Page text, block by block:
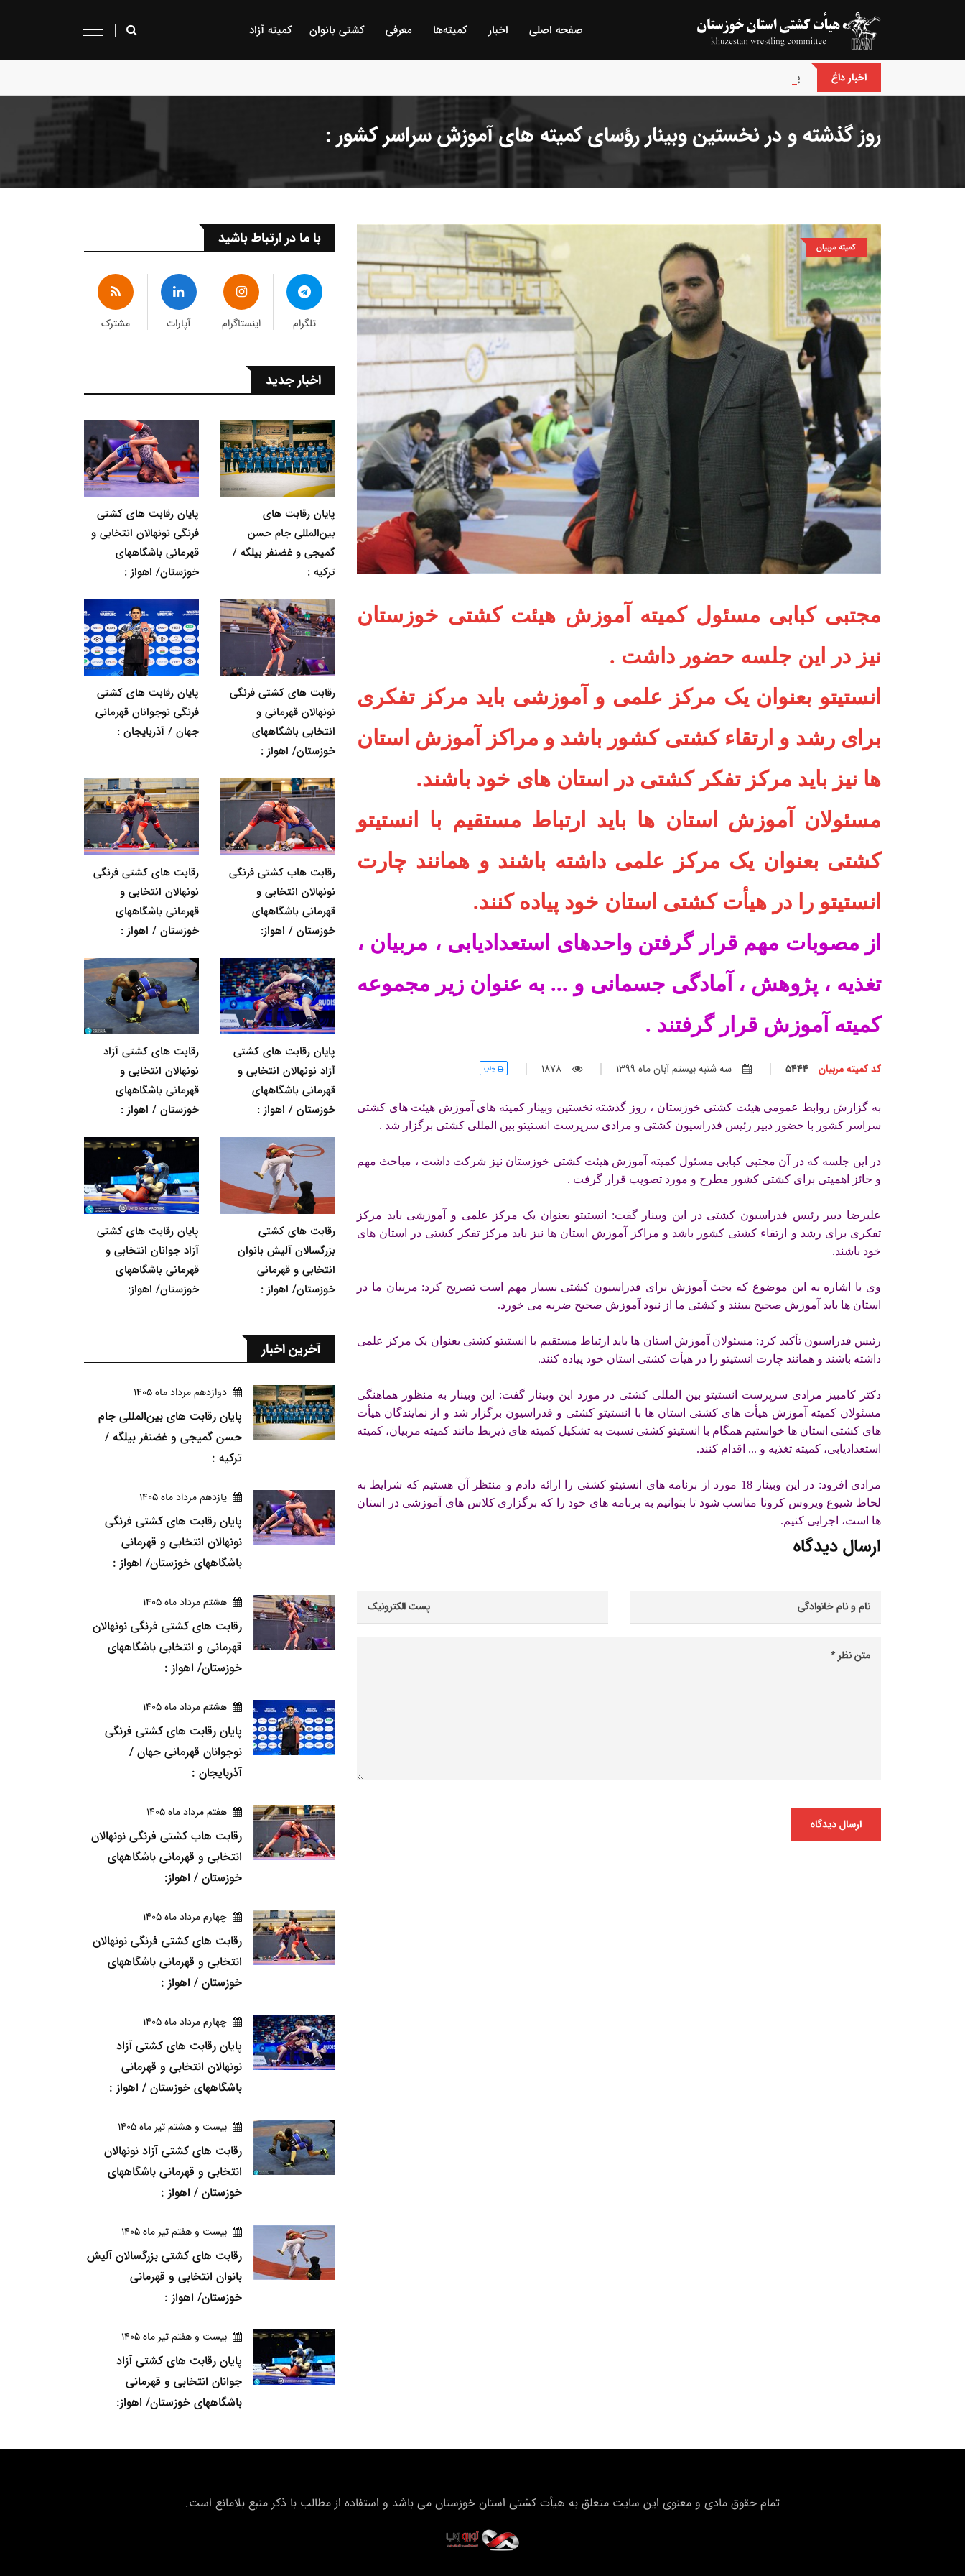
صفحه اصلی اخبار كمیته‌ها معرفی كشتی بانوان کمیته آزاد
اخبار داغ پایان رقابت های کشتی فرنگی نونهالان انتخابی و قهرمانی باشگاههای خوزستان/ اهواز :
روز گذشته و در نخستین وبینار رؤسای کمیته های آموزش سراسر کشور :
کمیته مربیان
مجتبی کبابی مسئول کمیته آموزش هیئت کشتی خوزستان
نیز در این جلسه حضور داشت .
انستیتو بعنوان یک مرکز علمی و آموزشی باید مرکز تفکری
برای رشد و ارتقاء کشتی کشور باشد و مراکز آموزش استان
ها نیز باید مرکز تفکر کشتی در استان های خود باشند.
مسئولان آموزش استان ها باید ارتباط مستقیم با انستیتو
کشتی بعنوان یک مرکز علمی داشته باشند و همانند چارت
انستیتو را در هیأت کشتی استان خود پیاده کنند.
از مصوبات مهم قرار گرفتن واحدهای استعدادیابی ، مربیان ،
تغذیه ، پژوهش ، آمادگی جسمانی و ... به عنوان زیر مجموعه
کمیته آموزش قرار گرفتند .
کد کمیته مربیان سه شنبه بيستم آبان ماه 1399 1878 چاپ
به گزارش روابط عمومی هیئت کشتی خوزستان ، روز گذشته نخستین وبینار کمیته های آموزش هیئت های کشتی
سراسر کشور با حضور دبیر رئیس فدراسیون کشتی و مرادی سرپرست انستیتو بین المللی کشتی برگزار شد .
در این جلسه که در آن مجتبی کبابی مسئول کمیته آموزش هیئت کشتی خوزستان نیز شرکت داشت ، مباحث مهم
و حائز اهمیتی برای کشتی کشور مطرح و مورد تصویب قرار گرفت .
علیرضا دبیر رئیس فدراسیون کشتی در این وبینار گفت: انستیتو بعنوان یک مرکز علمی و آموزشی باید مرکز
تفکری برای رشد و ارتقاء کشتی کشور باشد و مراکز آموزش استان ها نیز باید مرکز تفکر کشتی در استان های
خود باشند.
وی با اشاره به این موضوع که بحث آموزش برای فدراسیون کشتی بسیار مهم است تصریح کرد: مربیان ما در
استان ها باید آموزش صحیح ببینند و کشتی ما از نبود آموزش صحیح ضربه می خورد.
رئیس فدراسیون تأکید کرد: مسئولان آموزش استان ها باید ارتباط مستقیم با انستیتو کشتی بعنوان یک مرکز علمی
داشته باشند و همانند چارت انستیتو را در هیأت کشتی استان خود پیاده کنند.
دکتر کامبیز مرادی سرپرست انستیتو بین المللی کشتی در مورد این وبینار گفت: این وبینار به منظور هماهنگی
مسئولان کمیته آموزش هیأت های کشتی استان ها با انستیتو کشتی و فدراسیون برگزار شد و از نمایندگان هیأت
های کشتی استان ها خواستیم همگام با انستیتو کشتی نسبت به تشکیل کمیته های ذیربط مانند کمیته مربیان، کمیته
استعدادیابی، کمیته تغذیه و ... اقدام کنند.
مرادی افزود: در این وبینار 18 مورد از برنامه های انستیتو کشتی را ارائه دادم و منتظر آن هستیم که شرایط به
لحاظ شیوع ویروس کرونا مناسب شود تا بتوانیم به برنامه های خود را که برگزاری کلاس های آموزشی در استان
ها است، اجرایی کنیم.
ارسال دیدگاه
ارسال دیدگاه
با ما در ارتباط باشید
تلگرام اینستاگرام آپارات مشترک
اخبار جدید
پایان رقابت های
بین‌المللی جام حسن
گمیجی و غضنفر بیلگه /
ترکیه :
پایان رقابت های کشتی
فرنگی نونهالان انتخابی و
قهرمانی باشگاههای
خوزستان/ اهواز :
رقابت های کشتی فرنگی
نونهالان قهرمانی و
انتخابی باشگاههای
خوزستان/ اهواز :
پایان رقابت های کشتی
فرنگی نوجوانان قهرمانی
جهان / آذربایجان :
رقابت هاب کشتی فرنگی
نونهالان انتخابی و
قهرمانی باشگاههای
خوزستان / اهواز:
رقابت های کشتی فرنگی
نونهالان انتخابی و
قهرمانی باشگاههای
خوزستان / اهواز :
پایان رقابت های کشتی
آزاد نونهالان انتخابی و
قهرمانی باشگاههای
خوزستان / اهواز :
رقابت های کشتی آزاد
نونهالان انتخابی و
قهرمانی باشگاههای
خوزستان / اهواز :
رقابت های کشتی
بزرگسالان آلیش بانوان
انتخابی و قهرمانی
خوزستان/ اهواز :
پایان رقابت های کشتی
آزاد جوانان انتخابی و
قهرمانی باشگاههای
خوزستان/ اهواز:
آخرین اخبار
دوازدهم مرداد ماه 1405
پایان رقابت های بین‌المللی جام
حسن گمیجی و غضنفر بیلگه /
ترکیه :
يازدهم مرداد ماه 1405
پایان رقابت های کشتی فرنگی
نونهالان انتخابی و قهرمانی
باشگاههای خوزستان/ اهواز :
هشتم مرداد ماه 1405
رقابت های کشتی فرنگی نونهالان
قهرمانی و انتخابی باشگاههای
خوزستان/ اهواز :
هشتم مرداد ماه 1405
پایان رقابت های کشتی فرنگی
نوجوانان قهرمانی جهان /
آذربایجان :
هفتم مرداد ماه 1405
رقابت هاب کشتی فرنگی نونهالان
انتخابی و قهرمانی باشگاههای
خوزستان / اهواز:
چهارم مرداد ماه 1405
رقابت های کشتی فرنگی نونهالان
انتخابی و قهرمانی باشگاههای
خوزستان / اهواز :
چهارم مرداد ماه 1405
پایان رقابت های کشتی آزاد
نونهالان انتخابی و قهرمانی
باشگاههای خوزستان / اهواز :
بيست و هشتم تير ماه 1405
رقابت های کشتی آزاد نونهالان
انتخابی و قهرمانی باشگاههای
خوزستان / اهواز :
بيست و هفتم تير ماه 1405
رقابت های کشتی بزرگسالان آلیش
بانوان انتخابی و قهرمانی
خوزستان/ اهواز :
بيست و هفتم تير ماه 1405
پایان رقابت های کشتی آزاد
جوانان انتخابی و قهرمانی
باشگاههای خوزستان/ اهواز:
تمام حقوق مادی و معنوی این سایت متعلق به هیأت كشتی استان خوزستان می باشد و استفاده از مطالب با ذکر منبع بلامانع است.